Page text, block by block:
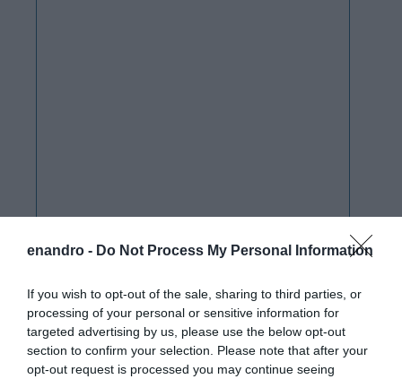
enandro - Do Not Process My Personal Information
If you wish to opt-out of the sale, sharing to third parties, or
processing of your personal or sensitive information for
targeted advertising by us, please use the below opt-out
section to confirm your selection. Please note that after your
opt-out request is processed you may continue seeing